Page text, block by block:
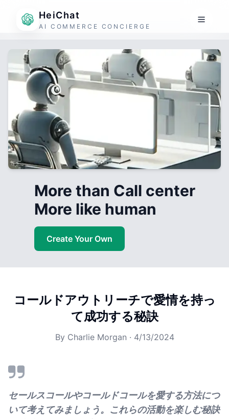
HeiChat
AI COMMERCE CONCIERGE
More than Call center
More like human
Create Your Own
コールドアウトリーチで愛情を持っ
て成功する秘訣
By Charlie Morgan · 4/13/2024
セールスコールやコールドコールを愛する方法につ
いて考えてみましょう。これらの活動を楽しむ秘訣